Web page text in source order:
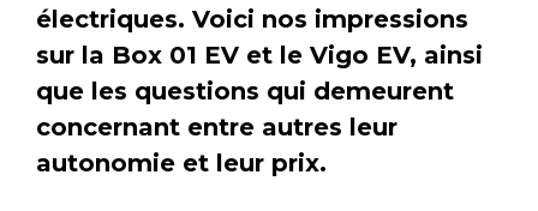
électriques. Voici nos impressions
sur la Box 01 EV et le Vigo EV, ainsi
que les questions qui demeurent
concernant entre autres leur
autonomie et leur prix.